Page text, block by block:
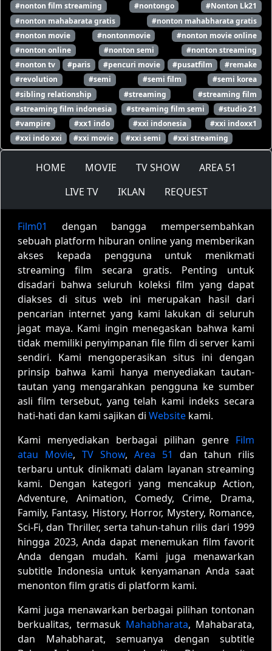
#nonton film streaming
#nontongo
#Nonton Lk21
#nonton mahabarata gratis
#nonton mahabharata gratis
#nonton movie
#nontonmovie
#nonton movie online
#nonton online
#nonton semi
#nonton streaming
#nonton tv
#paris #pencuri movie #pusatfilm
#remake
#revolution
#semi #semi film
#semi korea
#sibling relationship
#streaming
#streaming film
#streaming film indonesia
#streaming film semi
#studio 21
#vampire
#xx1 indo #xxi indonesia
#xxi indoxx1
#xxi indo xxi
#xxi movie #xxi semi #xxi streaming
HOME MOVIE TV SHOW
AREA 51
LIVE TV
IKLAN REQUEST
Film01
dengan bangga mempersembahkan
sebuah platform hiburan online yang memberikan
akses kepada pengguna untuk menikmati
streaming film secara gratis. Penting untuk
disadari bahwa seluruh koleksi film yang dapat
diakses di situs web ini merupakan hasil dari
pencarian internet yang kami lakukan di seluruh
jagat maya. Kami ingin menegaskan bahwa kami
tidak memiliki penyimpanan file film di server kami
sendiri. Kami mengoperasikan situs ini dengan
prinsip bahwa kami hanya menyediakan tautan-
tautan yang mengarahkan pengguna ke sumber
asli film tersebut, yang telah kami indeks secara
hati-hati dan kami sajikan di Website kami.
Kami menyediakan berbagai pilihan genre Film
atau Movie, TV Show, Area 51
dan tahun rilis
terbaru untuk dinikmati dalam layanan streaming
kami. Dengan kategori yang mencakup Action,
Adventure, Animation, Comedy, Crime, Drama,
Family, Fantasy, History, Horror, Mystery, Romance,
Sci-Fi, dan Thriller, serta tahun-tahun rilis dari 1999
hingga 2023, Anda dapat menemukan film favorit
Anda dengan mudah. Kami juga menawarkan
subtitle Indonesia untuk kenyamanan Anda saat
menonton film gratis di platform kami.
Kami juga menawarkan berbagai pilihan tontonan
berkualitas, termasuk Mahabharata, Mahabarata,
dan Mahabharat, semuanya dengan subtitle